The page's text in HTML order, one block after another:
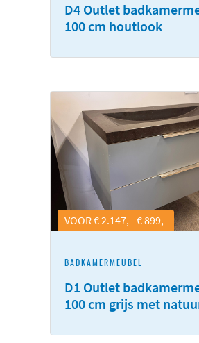
D4 Outlet
100 cm houtlook
VOOR€ 2.147,-€ 899,-
BADKAMERMEUBEL
D1 Outlet
100 cm grijs met